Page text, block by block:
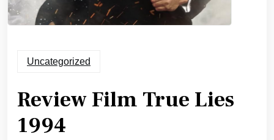
Uncategorized
Review Film True Lies
1994